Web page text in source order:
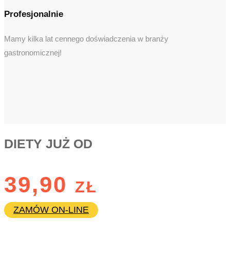
Profesjonalnie
Mamy kilka lat cennego doświadczenia w branży
gastronomicznej!
DIETY JUŻ OD
39,90 zł
ZAMÓW ON-LINE